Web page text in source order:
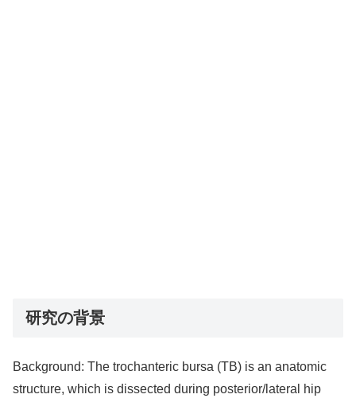
研究の背景
Background: The trochanteric bursa (TB) is an anatomic
structure, which is dissected during posterior/lateral hip